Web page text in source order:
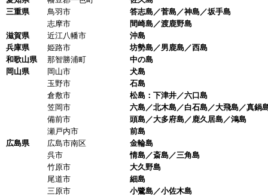
三重県
鳥羽市
答志島／菅島／神島／坂手島
志摩市
間崎島／渡鹿野島
滋賀県
近江八幡市
沖島
兵庫県
姫路市
坊勢島／男鹿島／西島
和歌山県
那智勝浦町
中の島
岡山県
岡山市
犬島
玉野市
石島
倉敷市
松島：下津井／六口島
笠岡市
六島／北木島／白石島／大飛島／真鍋
備前市
頭島／大多府島／鹿久居島／鴻島
瀬戸内市
前島
広島県
広島市南区
金輪島
呉市
情島／斎島／三角島
竹原市
大久野島
尾道市
細島
三原市
小鷺島／小佐木島